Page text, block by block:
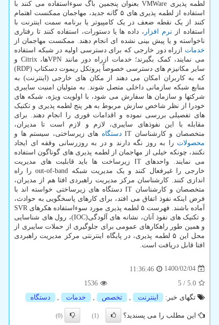
لطمه پذیری VMWare بعنوان پنجمین باگ سوءاستفاده می کنند با
استفاده از لطمه پذیری های ۵ گانه جدید، مهاجمان ممکنست اهتمام
کنند از یک نقطه ضعف در یک کامپیوتر یا برنامه سمت اینترنت با
استفاده از نرم افزار ، داده ها یا دستورات، استفاده کنند تا رفتاری
ناخواسته و یا پیش بینی نشده ای انجام دهند. ممکنست مهاجمان از
خدمات ازراه دور خارجی که برای دسترسی اولیه در شبکه استفاده
می نمایند، کمک بگیرند؛ خدمات ازراه دور مانند VPNها، Citrix و
سایر مکانیزم های دسترسی خصوصاً پروتکل ریموت دسکتاپ (RDP)
که به کاربران امکان می دهند از مکان های خارجی (اینترنت) به
منابع شبکه سازمانی داخلی متصل شوند. به متولیان امنیت سایبری
شرکتها و سازمان ها سفارش می شود، با اولویت ویژه، شبکه های
خودرا از نظر شاخص سازش مربوط به هر پنج لطمه پذیری و تکنیک
های تفصیلی بررسی نموده و اقدامات فوری را انجام دهند. برای
مقابله با این نفوذهای سایبری، لازم و لازم است تا مدیران،
متخصصان و کارشناسان IT
دستگاه های زیرساختی، سیستم ها و
محصولات را به روز نگه دارند و در به روزرسانی وقفه ای ایجاد
نکنند، چونکه خیلی از مهاجمان از لطمه پذیری های گوناگون استفاده
می نمایند. واحدهای IT زیرساخت ها باید قابلیت های مدیریت
خارجی را غیرفعال کنند و یک مدیریت شبکه out-of-band را راه
اندازی کنند. کارشناسان مرکز مدیریت راهبردی افتا هم از مدیران،
متخصصان و کارشناسان IT دستگاه های زیرساختی خواسته اند با
فرض اینکه نفوذ اتفاق می افتد، برای کارهای پاسخگویی به حوادث،
آماده باشند. فهرست ۵ لطمه پذیری مورد سوءاستفاده هکرهای SVR
و تکنیک های نفوذ آنان، نشانه های آلودگی(IOC)، رول های شناسایی
و همین طور راهکارهای عمومی برای جلوگیری از حملات سایبری از
محل این ۵ لطمه پذیری، در پایگاه اینترنتی مرکز مدیریت راهبردی
افتا قابل دریافت است.
1400/02/04
11:36:46
5.0
/
5
1536
تگهای خبر:
اینترنت , تخصص , خدمات , دستگاه
این مطلب را می پسندید؟ (1)
(0)